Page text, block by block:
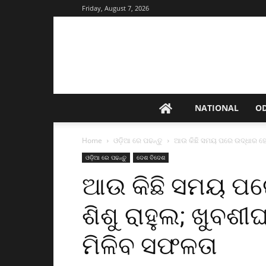
Friday, August 7, 2026
NATIONAL
Home ଓଡ଼ିଆ ରେ ପଢନ୍ତୁ ଆଉ କିଛି ସମୟ ପରେ ଉଦ୍ଧାର
ଓଡ଼ିଆ ରେ ପଢନ୍ତୁ ଦେଶ ବିଦେଶ
ଆଉ କିଛି ସମୟ
ଶିଶୁ ରାହୁଲ;
ମିଳିବ ସଫଳତା